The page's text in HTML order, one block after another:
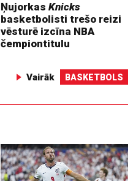
ŅujorkasKnicks
basketbolisti trešo reizi
vēsturē izcīna NBA
čempiontitulu
Vairāk BASKETBOLS